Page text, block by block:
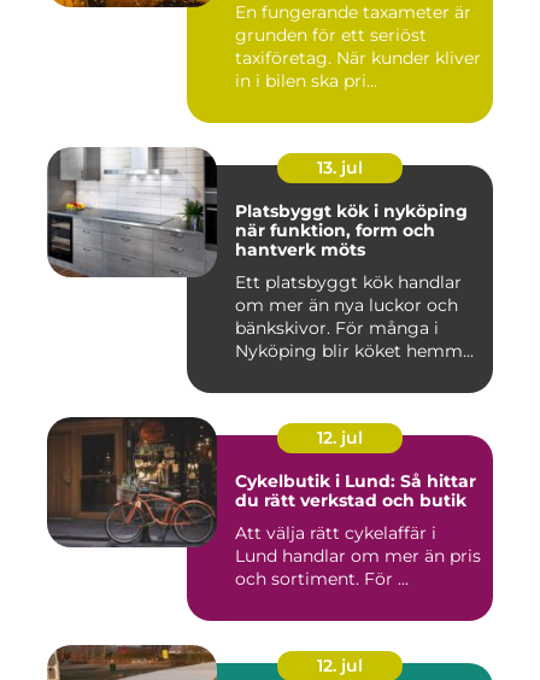
En fungerande taxameter är
grunden för ett seriöst
taxiföretag. När kunder kliver
in i bilen ska pri...
13. jul
Platsbyggt kök i nyköping
när funktion, form och
hantverk möts
Ett platsbyggt kök handlar
om mer än nya luckor och
bänkskivor. För många i
Nyköping blir köket hemm...
12. jul
Cykelbutik i Lund: Så hittar
du rätt verkstad och butik
Att välja rätt cykelaffär i
Lund handlar om mer än pris
och sortiment. För ...
12. jul